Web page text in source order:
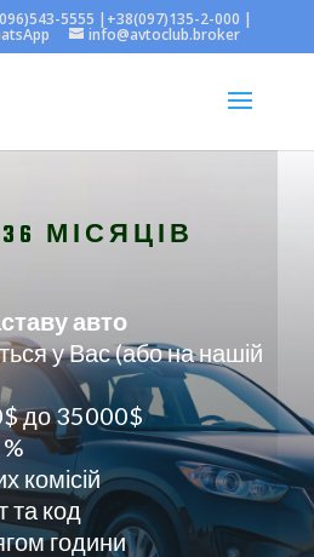
5555 |+38(097)135-2-000 |
info@avtoclub.broker
МІСЯЦІВ
авто
у Вас (або на нашій
до 35000$
комісій
та код
години